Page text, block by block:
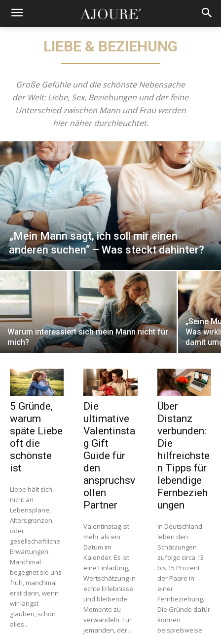
LIEBE & BEZIEHUNG
Große Gefühle und die schönste Nebensache
der Welt: Liebe, Sex, Beziehungen und der feine
Unterschied zwischen Mann und Frau werden
hier näher durchleuchtet.
„Mein Mann sagt, ich soll mir einen
anderen suchen“ – Was steckt dahinter?
Warum interessiert sich mein Mann nicht für
mich?
„Seine
Was
damit
5 Gründe,
warum
späte Liebe
oft die
schönste
ist
Liebe hält sich
nicht an
Lebenspläne,
Altersgrenzen
oder
gesellschaftliche
Erwartungen.
Manchmal
begegnet sie uns
früh, manchmal
erst dann, wenn
wir längst
glauben, schon
alles...
Die
ultimative
Valentinsta
g Gift
Guide für
den
anspruchsv
ollen
Partner
Valentinstag ist
mehr als ein
Datum im
Kalender. Es ist
eine Einladung,
Wertschätzung in
echte Erlebnisse
und bleibende
Momente zu
verwandeln. Für
jemanden, der...
Über
Distanz
verbunden:
Die
hilfreichste
n Tipps für
lebendige
Fernbezieh
ungen
In Deutschland
leben den
Schätzungen
zufolge circa 13
bis 15 Prozent
der Paare in
einer
Fernbeziehung.
Die Gründe dafür
können
beispielsweise